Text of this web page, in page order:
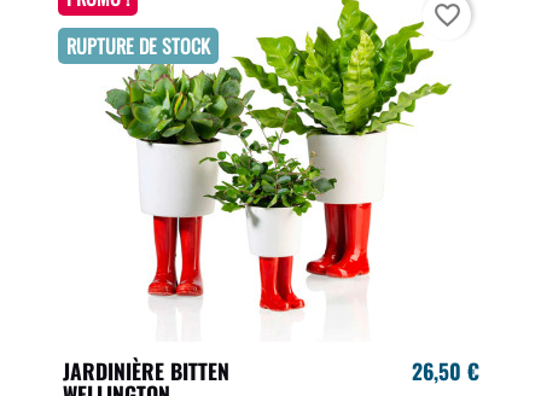
JARDINIÈRE BITTEN 26,50 €
RUPTURE DE STOCK
favorite_border